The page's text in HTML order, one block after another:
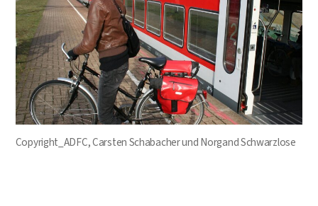
Copyright_ADFC, Cars­ten Scha­ba­cher und Nor­gand Schwarzlose